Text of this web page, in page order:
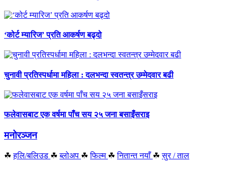
‘कोर्ट म्यारिज’ प्रति आकर्षण बढ्दो
चुनावी प्रतिस्पर्धामा महिला : दलभन्दा स्वतन्त्र उम्मेदवार बढी
फलेवासबाट एक वर्षमा पाँच सय २५ जना बसाइँसराइ
मनोरञ्जन
☘हलि/बलिउड ☘ब्लोअप ☘फिल्म ☘नितान्त नयाँ ☘सुर / ताल